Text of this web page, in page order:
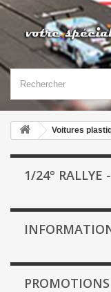
Voitures
1/24°
PROMOTIONS